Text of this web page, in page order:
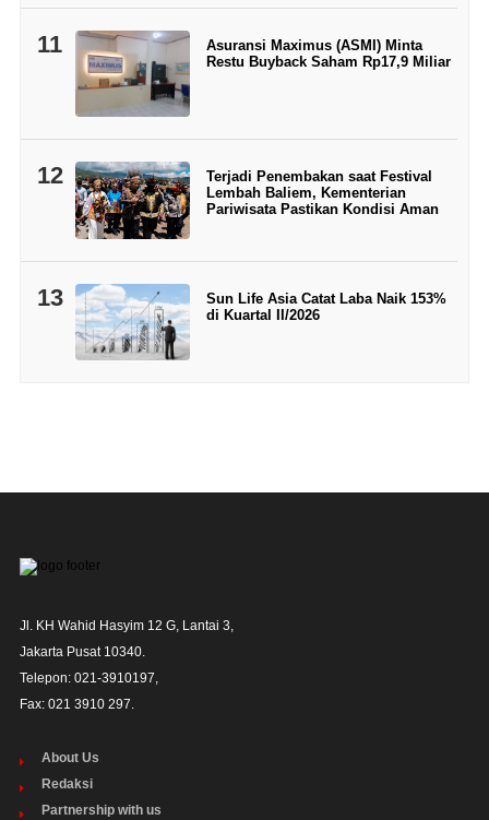
11
Asuransi Maximus (ASMI) Minta
Restu Buyback Saham Rp17,9 Miliar
12
Terjadi Penembakan saat Festival
Lembah Baliem, Kementerian
Pariwisata Pastikan Kondisi Aman
13
Sun Life Asia Catat Laba Naik 153%
di Kuartal II/2026
Jl. KH Wahid Hasyim 12 G, Lantai 3,
Jakarta Pusat 10340.
Telepon: 021-3910197,
Fax: 021 3910 297.
About Us
Redaksi
Partnership with us